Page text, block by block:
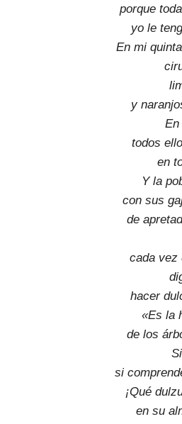
porque
yo le
En mi
y
En
todos
en
Y la
con sus
de
cada vez
hacer
«Es la
de los
si
¡Qué
en su